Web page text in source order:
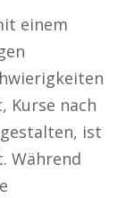
einem
Kurse nach
ist
Während